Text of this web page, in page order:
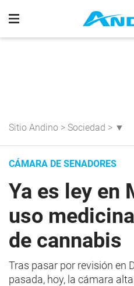
Sitio Andino > Sociedad > ▼
CÁMARA DE SENADORES
Ya es ley en
uso
de cannabis
Tras pasar por revisión en
pasada, hoy, la cámara